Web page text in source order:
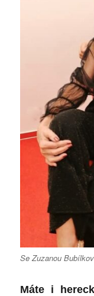
Se Zuzanou
Máte i